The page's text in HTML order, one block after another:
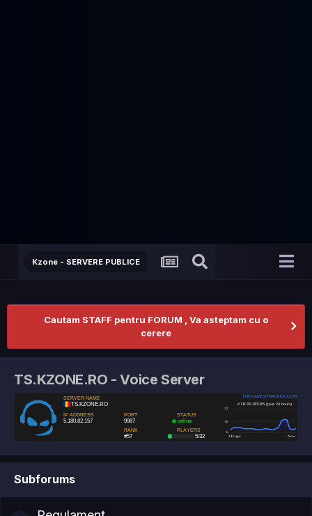
Kzone - SERVERE PUBLICE
Cautam STAFF pentru FORUM , Va asteptam cu o
cerere
TS.KZONE.RO - Voice Server
Subforums